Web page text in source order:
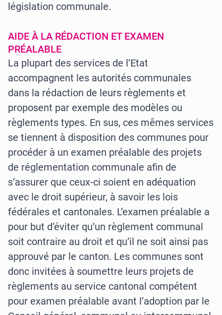
législation communale.
AIDE À LA RÉDACTION ET EXAMEN
PRÉALABLE
La plupart des services de l’Etat
accompagnent les autorités communales
dans la rédaction de leurs règlements et
proposent par exemple des modèles ou
règlements types. En sus, ces mêmes services
se tiennent à disposition des communes pour
procéder à un examen préalable des projets
de réglementation communale afin de
s’assurer que ceux-ci soient en adéquation
avec le droit supérieur, à savoir les lois
fédérales et cantonales. L’examen préalable a
pour but d’éviter qu’un règlement communal
soit contraire au droit et qu’il ne soit ainsi pas
approuvé par le canton. Les communes sont
donc invitées à soumettre leurs projets de
règlements au service cantonal compétent
pour examen préalable avant l’adoption par le